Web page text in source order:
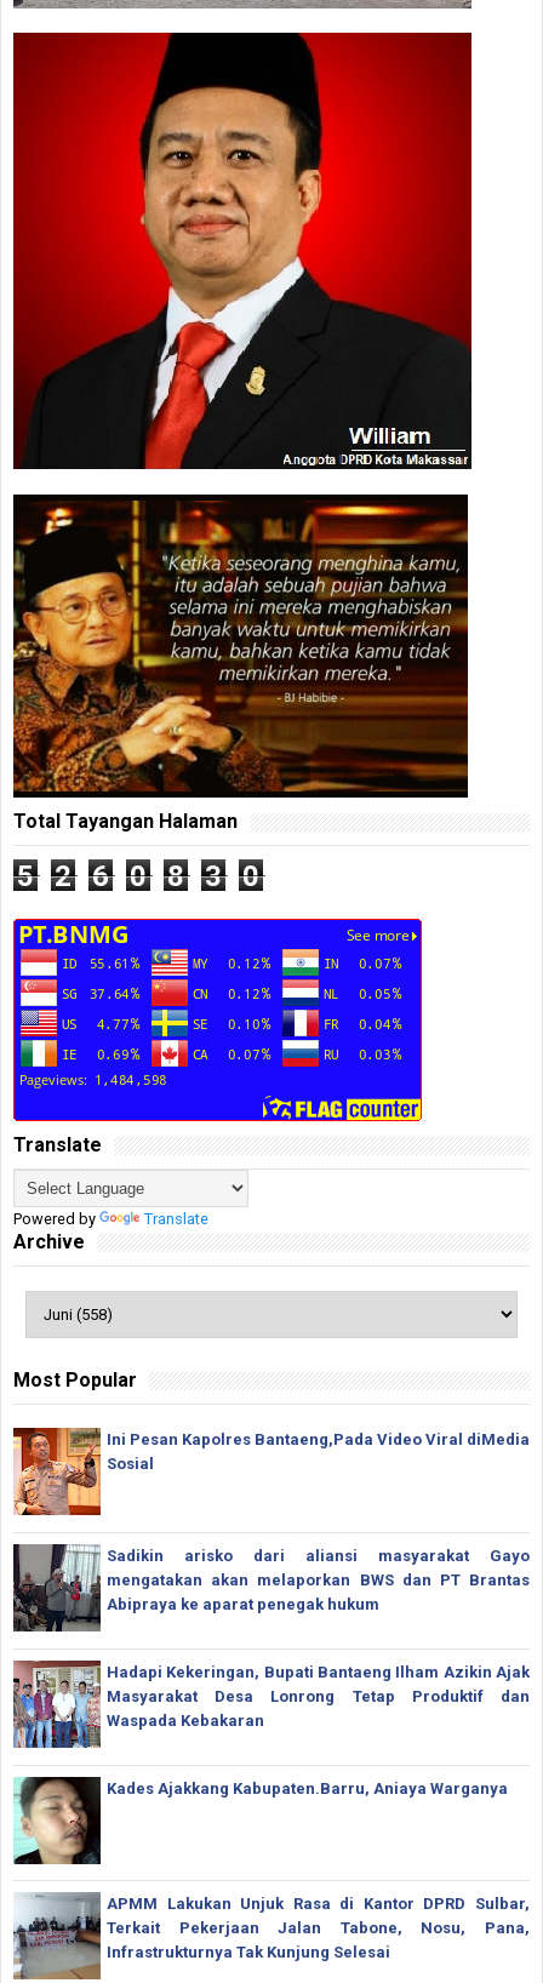
Total Tayangan Halaman
5 2 6 0 8 3 0
Translate
Powered by Translate
Archive
Most Popular
Ini Pesan Kapolres Bantaeng,Pada Video Viral diMedia
Sosial
Sadikin arisko dari aliansi masyarakat Gayo
mengatakan akan melaporkan BWS dan PT Brantas
Abipraya ke aparat penegak hukum
Hadapi Kekeringan, Bupati Bantaeng Ilham Azikin Ajak
Masyarakat Desa Lonrong Tetap Produktif dan
Waspada Kebakaran
Kades Ajakkang Kabupaten.Barru, Aniaya Warganya
APMM Lakukan Unjuk Rasa di Kantor DPRD Sulbar,
Terkait Pekerjaan Jalan Tabone, Nosu, Pana,
Infrastrukturnya Tak Kunjung Selesai